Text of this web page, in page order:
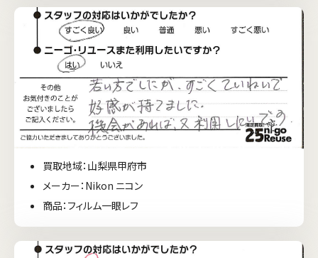
買取地域：山梨県甲府市
メーカー：Nikon ニコン
商品：フィルム一眼レフ